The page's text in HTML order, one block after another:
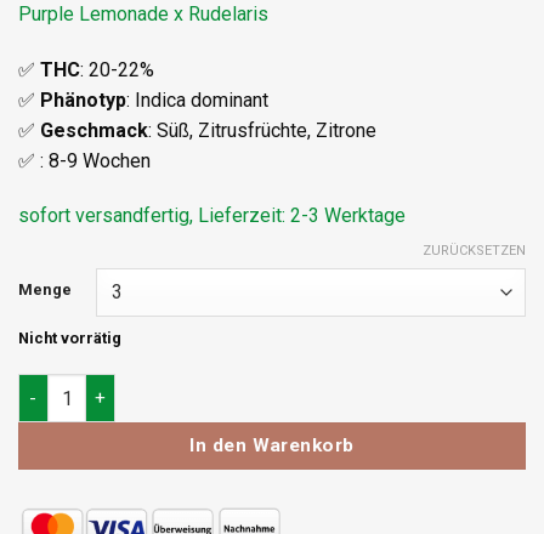
Purple Lemonade x Rudelaris
✅ THC: 20-22%
✅ Phänotyp: Indica dominant
✅ Geschmack: Süß, Zitrusfrüchte, Zitrone
✅ : 8-9 Wochen
sofort versandfertig, Lieferzeit: 2-3 Werktage
Menge
ZURÜCKSETZEN
Nicht vorrätig
Blimburn Seeds Purple Lemonade Auto Menge
In den Warenkorb